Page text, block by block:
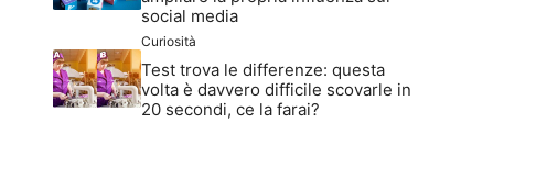
social media
Curiosità
Test trova le differenze: questa
volta è davvero difficile scovarle in
20 secondi, ce la farai?